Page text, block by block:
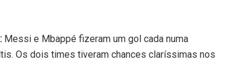
Messi e Mbappé fizeram um gol cada numa
Os dois times tiveram chances claríssimas nos